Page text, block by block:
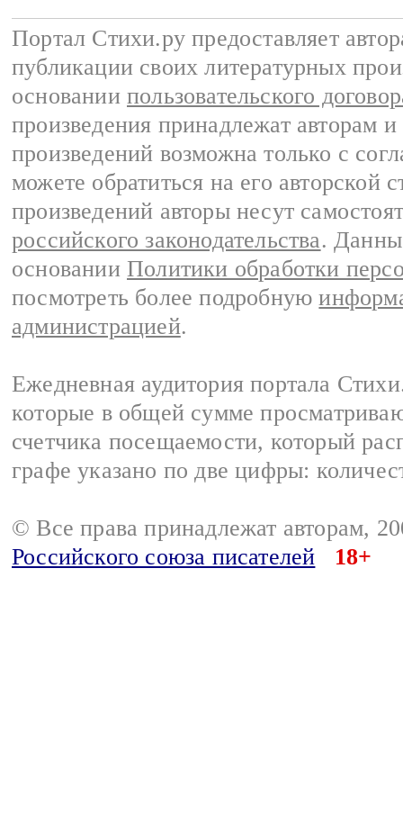
Портал Стихи.ру предоставляет
публикации своих литературных
основании пользовательского
произведения принадлежат авторам
произведений возможна только с
можете обратиться на его авторской
произведений авторы несут
российского законодательства.
основании Политики обработки
посмотреть более подробную
администрацией.
Ежедневная аудитория портала
которые в общей сумме
счетчика посещаемости, который
графе указано по две цифры:
© Все права принадлежат авторам,
Российского союза писателей
18+